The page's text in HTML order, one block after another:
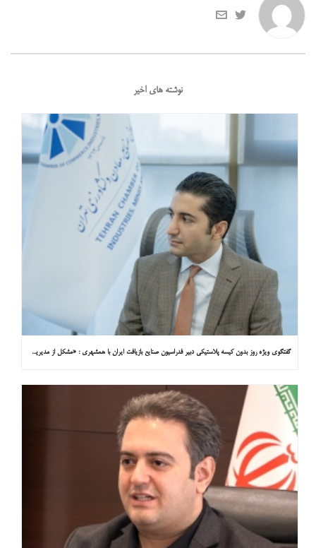
نوشته های اخیر
گفتگوی ویژه روز بدون کیسه پلاستیکی دبیر فدراسیون صنایع بازیافت ایران با همشهری : «مشکل از مدیریت پسماند پلاستیکی است، نه کیسه پلاستیکی»